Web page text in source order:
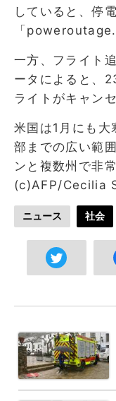
していると、停
「
一方、フライト
ータによると、
ライトがキャン
米国は1月にも大
部までの広い範
ンと複数州で非
(c)AFP/Cecilia
ニュース 社会